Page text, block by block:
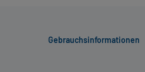
Gebrauchsinformationen